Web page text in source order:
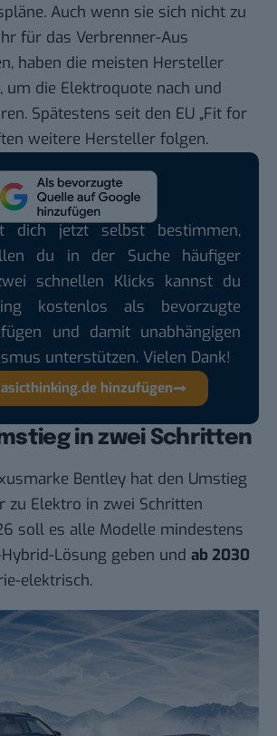
Auch wenn sie sich nicht zu
für das Verbrenner-Aus
haben die meisten Hersteller
um die Elektroquote nach und
Spätestens seit den EU „Fit for
weitere Hersteller folgen.
dich jetzt selbst bestimmen,
du in der Suche häufiger
schnellen Klicks kannst du
kostenlos als bevorzugte
und damit unabhängigen
unterstützen. Vielen Dank!
hinzufügen
in zwei Schritten
Bentley hat den Umstieg
zu Elektro in zwei Schritten
soll es alle Modelle mindestens
Lösung geben und ab 2030
elektrisch.